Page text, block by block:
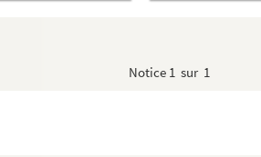
Notice 1 sur 1